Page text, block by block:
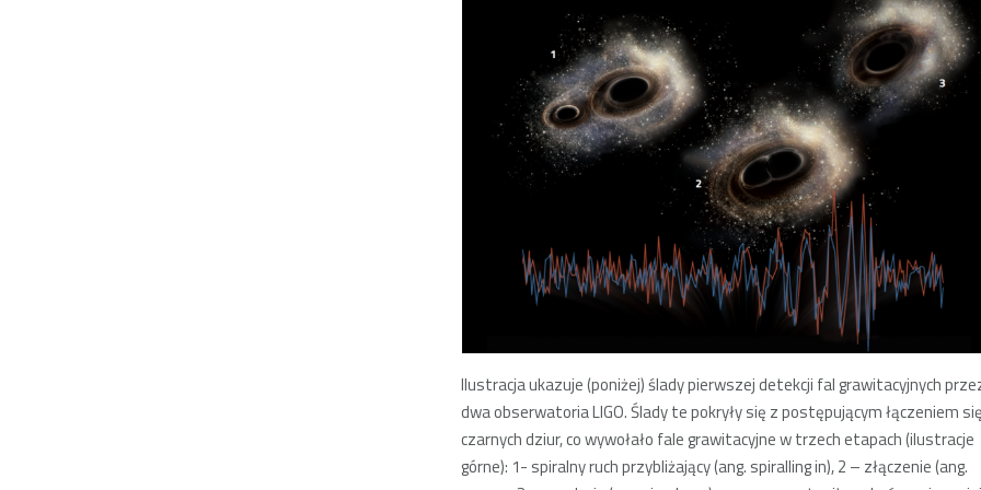
Ilustracja ukazuje (poniżej) ślady pierwszej detekcji fal grawitacyjnych
dwa obserwatoria LIGO. Ślady te pokryły się z postępującym łączeniem
czarnych dziur, co wywołało fale grawitacyjne w trzech etapach (ilustracje
górne): 1- spiralny ruch przybliżający (ang. spiralling in), 2 – złączenie (ang.